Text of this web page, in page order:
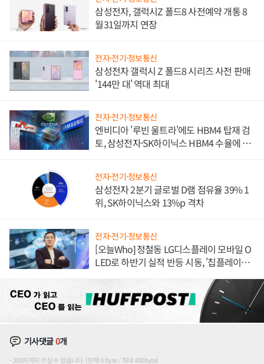
삼성전자, 갤럭시Z 폴드8 사전예약 개통 8
월31일까지 연장
전자·전기·정보통신
삼성전자 갤럭시 Z 폴드8 시리즈 사전 판매
'144만 대' 역대 최대
전자·전기·정보통신
엔비디아 '루빈 울트라'에도 HBM4 탑재 검
토, 삼성전자·SK하이닉스 HBM4 수율에 주
전자·전기·정보통신
삼성전자 2분기 글로벌 D램 점유율 39% 1
위, SK하이닉스와 13%p 격차
전자·전기·정보통신
[오늘Who] 정철동 LG디스플레이 모바일 O
LED로 하반기 실적 반등 시동, '칩플레이
기사댓글0개
200자까지 쓰실 수 있습니다. (현재 0 byte / 최대 400byte)